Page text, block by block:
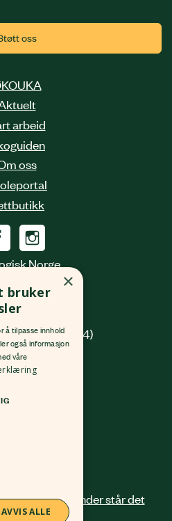
oss
arbeid
oss
Norge
Oslo
Platous gate 14)
512 069
4213 58 81168
41 00
×
bruker
å tilpasse innhold
også informasjon
våre
AVVIS ALLE